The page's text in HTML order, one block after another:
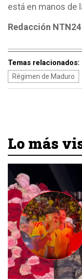
está en manos de
Redacción NTN24
Temas relacionados:
Régimen de Maduro
Lo más